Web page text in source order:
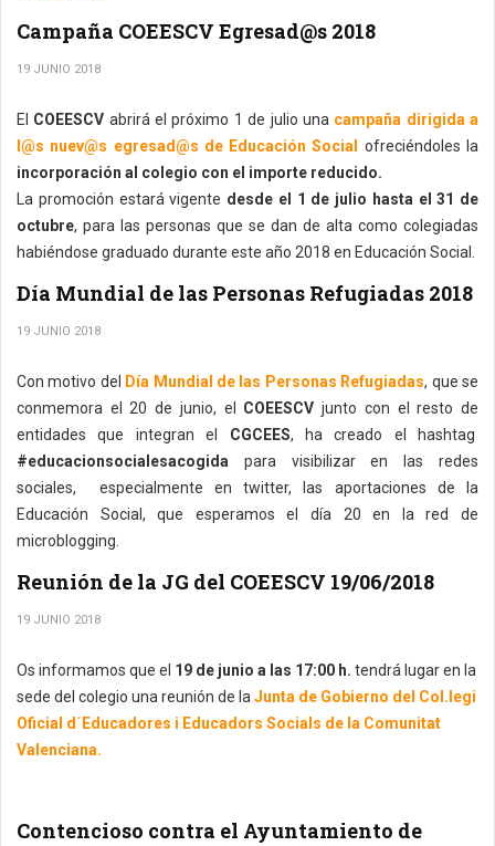
Campaña COEESCV Egresad@s 2018
19 JUNIO 2018
El COEESCV abrirá el próximo 1 de julio una campaña dirigida a
l@s nuev@s egresad@s de Educación Social
ofreciéndoles la
incorporación al colegio con el importe reducido.
La promoción estará vigente desde el 1 de julio hasta el 31 de
octubre, para las personas que se dan de alta como colegiadas
habiéndose graduado durante este año 2018 en Educación Social.
Día Mundial de las Personas Refugiadas 2018
19 JUNIO 2018
Con motivo del Día Mundial de las Personas Refugiadas, que se
conmemora el 20 de junio, el
COEESCV junto con el resto de
entidades que integran el CGCEES, ha creado el hashtag
#educacionsocialesacogida para visibilizar en las redes
sociales, especialmente en twitter, las aportaciones de la
Educación Social, que esperamos el día 20 en la red de
microblogging.
Reunión de la JG del COEESCV 19/06/2018
19 JUNIO 2018
Os informamos que el 19 de junio a las 17:00 h. tendrá lugar en la
sede del colegio una reunión de la Junta de Gobierno del Col.legi
Oficial d´Educadores i Educadors Socials de la Comunitat
Valenciana.
Contencioso contra el Ayuntamiento de